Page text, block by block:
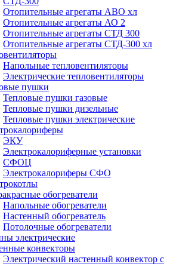
Отопительные агрегаты АВО хл
Отопительные агрегаты АО 2
Отопительные агрегаты СТД 300
Отопительные агрегаты СТД-300 хл
Напольные тепловентиляторы
Электрические тепловентиляторы
пушки
Тепловые пушки газовые
Тепловые пушки дизельные
Тепловые пушки электрические
ЭКУ
Электрокалориферные установки
СФОЦ
Электрокалориферы СФО
обогреватели
Напольные обогреватели
Настенный обогреватель
Потолочные обогреватели
электрические
конвекторы
Электрический настенный конвектор с